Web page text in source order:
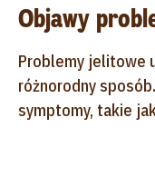
Objawy
Problemy jelitowe
różnorodny
symptomy, takie